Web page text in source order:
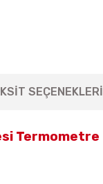
SEÇENEKLERİ
Termometre